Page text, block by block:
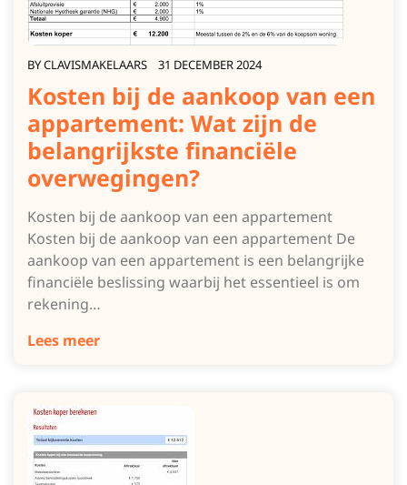
BYCLAVISMAKELAARS 31 DECEMBER 2024
Kosten bij de aankoop van een
appartement: Wat zijn de
belangrijkste financiële
overwegingen?
Kosten bij de aankoop van een appartement
Kosten bij de aankoop van een appartement De
aankoop van een appartement is een belangrijke
financiële beslissing waarbij het essentieel is om
rekening…
Lees meer